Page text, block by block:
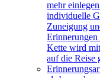
mehr
individuelle
Zuneigung
Kette wird
auf die Reise